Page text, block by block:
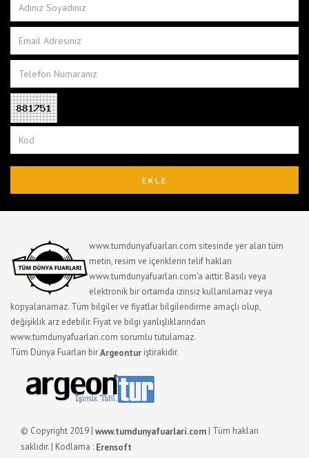
www.tumdunyafuarlari.com sitesinde yer alan tüm
metin, resim ve içeriklerin telif hakları
www.tumdunyafuarlari.com'a aittir. Basılı veya
elektronik bir ortamda izinsiz kullanılamaz veya
kopyalanamaz. Tüm bilgiler ve fiyatlar bilgilendirme amaçlı olup,
değişiklik arz edebilir. Fiyat ve bilgi yanlışlıklarından
www.tumdunyafuarlari.com sorumlu tutulamaz.
Tüm Dünya Fuarları birArgeontur iştirakidir.
© Copyright 2019 | www.tumdunyafuarlari.com | Tüm hakları
saklıdır. | Kodlama : Erensoft